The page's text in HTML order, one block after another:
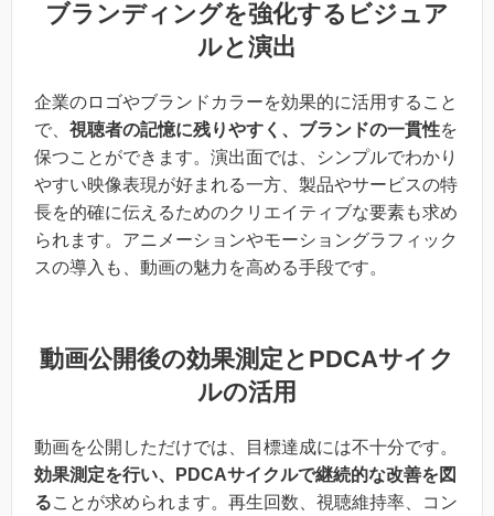
ブランディングを強化するビジュア
ルと演出
企業のロゴやブランドカラーを効果的に活用すること
で、 視聴者の記憶に残りやすく、ブランドの一貫性を
保つことができます。演出面では、シンプルでわかり
やすい映像表現が好まれる一方、製品やサービスの特
長を的確に伝えるためのクリエイティブな要素も求め
られます。アニメーションやモーショングラフィック
スの導入も、動画の魅力を高める手段です。
動画公開後の効果測定とPDCAサイク
ルの活用
動画を公開しただけでは、目標達成には不十分です。
効果測定を行い、PDCAサイクルで継続的な改善を図
ることが求められます。再生回数、視聴維持率、コン